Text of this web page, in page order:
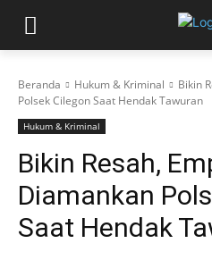
Beranda Hukum & Kriminal
Bikin
Polsek Cilegon Saat Hendak Tawuran
Hukum & Kriminal
Bikin Resah,
Diamankan
Saat Hendak